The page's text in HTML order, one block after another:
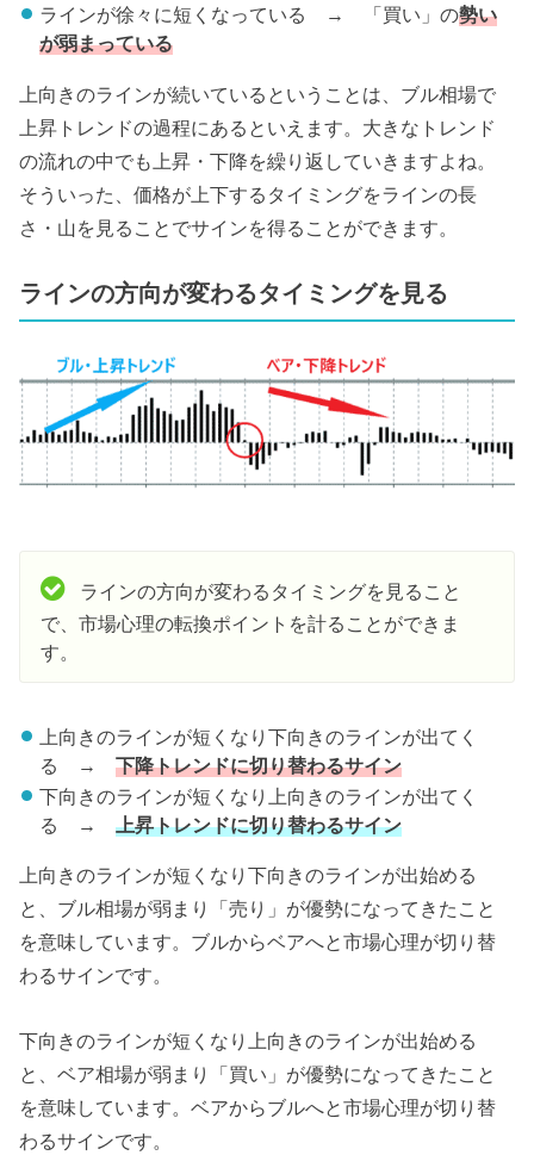
ラインが徐々に短くなっている → 「買い」の勢い
が弱まっている
上向きのラインが続いているということは、ブル相場で
上昇トレンドの過程にあるといえます。大きなトレンド
の流れの中でも上昇・下降を繰り返していきますよね。
そういった、価格が上下するタイミングをラインの長
さ・山を見ることでサインを得ることができます。
ラインの方向が変わるタイミングを見る
ラインの方向が変わるタイミングを見ること
で、市場心理の転換ポイントを計ることができま
す。
上向きのラインが短くなり下向きのラインが出てく
る → 下降トレンドに切り替わるサイン
下向きのラインが短くなり上向きのラインが出てく
る → 上昇トレンドに切り替わるサイン
上向きのラインが短くなり下向きのラインが出始める
と、ブル相場が弱まり「売り」が優勢になってきたこと
を意味しています。ブルからベアへと市場心理が切り替
わるサインです。
下向きのラインが短くなり上向きのラインが出始める
と、ベア相場が弱まり「買い」が優勢になってきたこと
を意味しています。ベアからブルへと市場心理が切り替
わるサインです。